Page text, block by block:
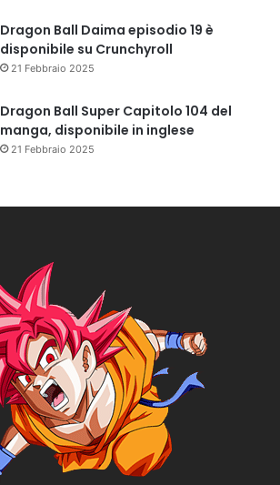
Dragon Ball Daima episodio 19 è
disponibile su Crunchyroll
21 Febbraio 2025
Dragon Ball Super Capitolo 104 del
manga, disponibile in inglese
21 Febbraio 2025